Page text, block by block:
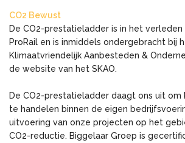
CO2 Bewust
De CO2-prestatieladder is in het
ProRail en is inmiddels ondergebracht bij
Klimaatvriendelijk Aanbesteden &
de website van het SKAO.
De CO2-prestatieladder daagt ons uit
te handelen binnen de eigen
uitvoering van onze projecten op het
CO2-reductie. Biggelaar Groep is